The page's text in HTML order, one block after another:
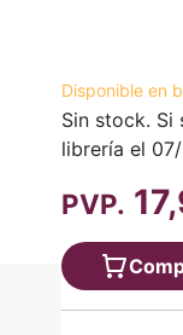
Disponible en
Sin stock. Si
librería el
PVP.